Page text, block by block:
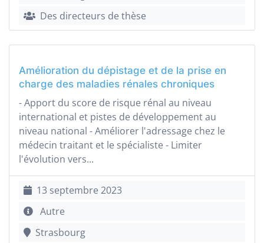
Des directeurs de thèse
Amélioration du dépistage et de la prise en
charge des maladies rénales chroniques
- Apport du score de risque rénal au niveau
international et pistes de développement au
niveau national - Améliorer l'adressage chez le
médecin traitant et le spécialiste - Limiter
l'évolution vers...
13 septembre 2023
Autre
Strasbourg